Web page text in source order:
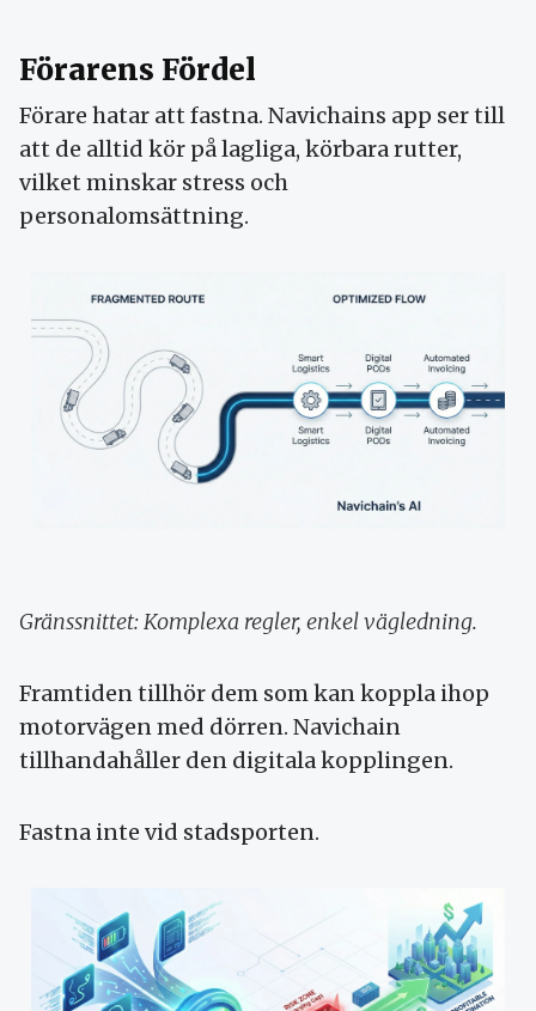
Förarens Fördel
Förare hatar att fastna. Navichains app ser till
att de alltid kör på lagliga, körbara rutter,
vilket minskar stress och
personalomsättning.
Gränssnittet: Komplexa regler, enkel vägledning.
Framtiden tillhör dem som kan koppla ihop
motorvägen med dörren. Navichain
tillhandahåller den digitala kopplingen.
Fastna inte vid stadsporten.